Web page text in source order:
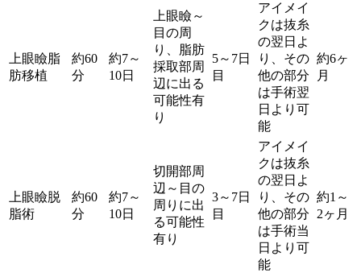
上眼瞼脂
肪移植
約60
分
約7～
10日
上眼瞼～
目の周
り、脂肪
採取部周
辺に出る
可能性有
り
5～7日
目
アイメイ
クは抜糸
の翌日よ
り、その
他の部分
は手術翌
日より可
能
約6ヶ
月
上眼瞼脱
脂術
約60
分
約7～
10日
切開部周
辺～目の
周りに出
る可能性
有り
3～7日
目
アイメイ
クは抜糸
の翌日よ
り、その
他の部分
は手術当
日より可
能
約1～
2ヶ月